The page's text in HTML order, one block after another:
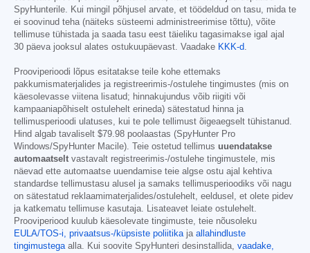
SpyHunterile. Kui mingil põhjusel arvate, et töödeldud on tasu, mida te
ei soovinud teha (näiteks süsteemi administreerimise tõttu), võite
tellimuse tühistada ja saada tasu eest täieliku tagasimakse igal ajal
30 päeva jooksul alates ostukuupäevast. Vaadake KKK-d.
Prooviperioodi lõpus esitatakse teile kohe ettemaks
pakkumismaterjalides ja registreerimis-/ostulehe tingimustes (mis on
käesolevasse viitena lisatud; hinnakujundus võib riigiti või
kampaaniapõhiselt ostulehelt erineda) sätestatud hinna ja
tellimusperioodi ulatuses, kui te pole tellimust õigeaegselt tühistanud.
Hind algab tavaliselt $79.98 poolaastas (SpyHunter Pro
Windows/SpyHunter Macile). Teie ostetud tellimus uuendatakse
automaatselt vastavalt registreerimis-/ostulehe tingimustele, mis
näevad ette automaatse uuendamise teie algse ostu ajal kehtiva
standardse tellimustasu alusel ja samaks tellimusperioodiks või nagu
on sätestatud reklaamimaterjalides/ostulehelt, eeldusel, et olete pidev
ja katkematu tellimuse kasutaja. Lisateavet leiate ostulehelt.
Prooviperiood kuulub käesolevate tingimuste, teie nõusoleku
EULA/TOS-i, privaatsus-/küpsiste poliitikaja allahindluste
tingimustegaalla. Kui soovite SpyHunteri desinstallida, vaadake,